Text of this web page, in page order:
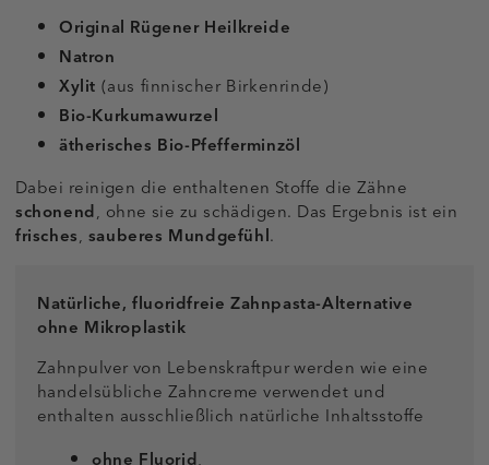
Original Rügener Heilkreide
Natron
Xylit (aus finnischer Birkenrinde)
Bio-Kurkumawurzel
ätherisches Bio-Pfefferminzöl
Dabei reinigen die enthaltenen Stoffe die Zähne
schonend, ohne sie zu schädigen. Das Ergebnis ist ein
frisches, sauberes Mundgefühl.
Natürliche, fluoridfreie Zahnpasta-Alternative
ohne Mikroplastik
Zahnpulver von Lebenskraftpur werden wie eine
handelsübliche Zahncreme verwendet und
enthalten ausschließlich natürliche Inhaltsstoffe